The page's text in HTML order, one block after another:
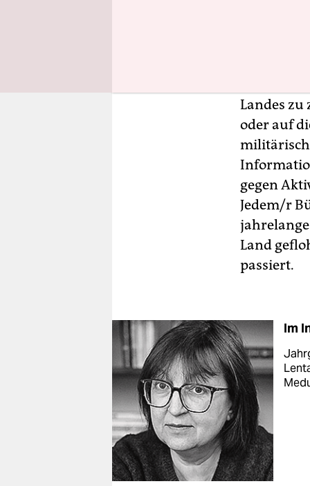
über die
Landes zu
oder auf
gegen
Jedem/r
Land
passiert.
Im